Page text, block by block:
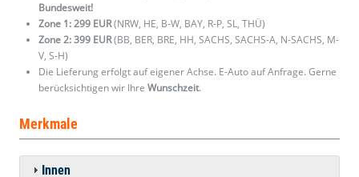
Bundesweit!
Zone 1: 299 EUR(NRW, HE, B-W, BAY, R-P, SL, THÜ)
Zone 2: 399 EUR(BB, BER, BRE, HH, SACHS, SACHS-A, N-SACHS, M-
V, S-H)
Die Lieferung erfolgt auf eigener Achse. E-Auto auf Anfrage. Gerne
berücksichtigen wir Ihre Wunschzeit.
Merkmale
Innen